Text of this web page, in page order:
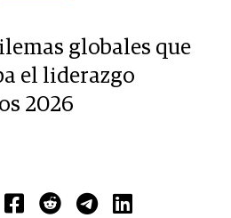
globales que
el liderazgo
2026